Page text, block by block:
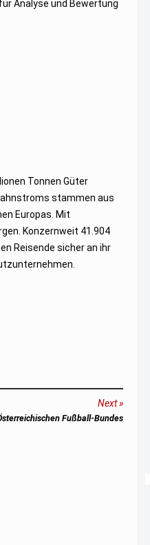
Analyse und Bewertung
Tonnen Güter
stammen aus
Europas. Mit
Konzernweit 41.904
Reisende sicher an ihr
Next
Fußball-Bundes